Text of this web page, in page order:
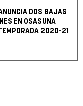
DOS BAJAS
EN OSASUNA
2020-21